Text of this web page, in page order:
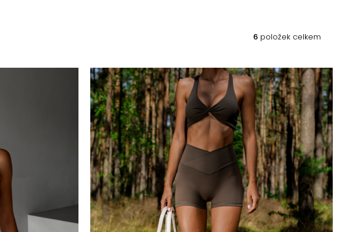
6 položek celkem